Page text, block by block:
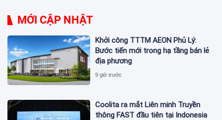
MỚI CẬP NHẬT
Khởi công TTTM AEON Phủ Lý:
Bước tiến mới trong hạ tầng bán lẻ
địa phương
9 giờ trước
Coolita ra mắt Liên minh Truyền
thông FAST đầu tiên tại Indonesia